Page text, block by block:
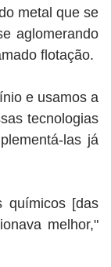
metal que se
aglomerando
flotação.
e usamos a
tecnologias
las já
químicos [das
melhor,"